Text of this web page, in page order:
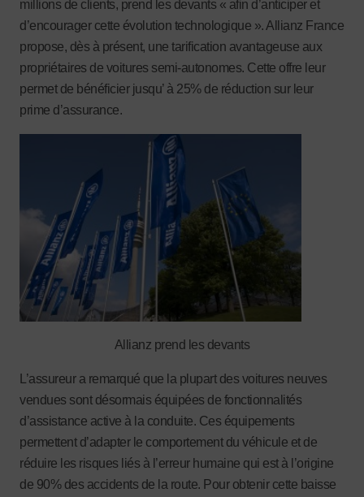
millions de clients, prend les devants « afin d’anticiper et
d’encourager cette évolution technologique ». Allianz France
propose, dès à présent, une tarification avantageuse aux
propriétaires de voitures semi-autonomes. Cette offre leur
permet de bénéficier jusqu’ à 25% de réduction sur leur
prime d’assurance.
Allianz prend les devants
L’assureur a remarqué que la plupart des voitures neuves
vendues sont désormais équipées de fonctionnalités
d’assistance active à la conduite. Ces équipements
permettent d’adapter le comportement du véhicule et de
réduire les risques liés à l’erreur humaine qui est à l’origine
de 90% des accidents de la route. Pour obtenir cette baisse